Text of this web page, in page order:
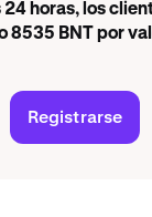
24 horas, los
8535 BNT por
Registrarse